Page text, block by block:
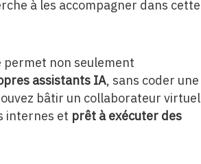
à les accompagner dans cette
non seulement
assistants IA, sans coder une
bâtir un collaborateur virtuel
internes et prêt à exécuter des